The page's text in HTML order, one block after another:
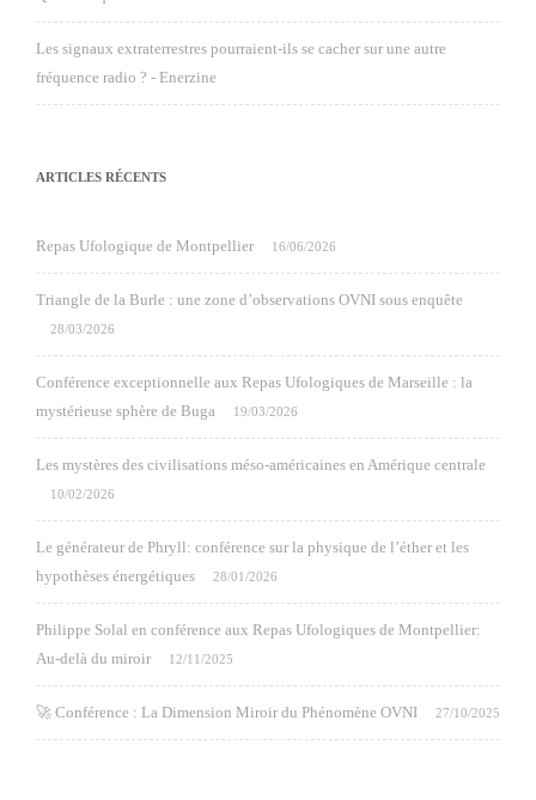
Les signaux extraterrestres pourraient-ils se cacher sur une autre
fréquence radio ? - Enerzine
ARTICLES RÉCENTS
Repas Ufologique de Montpellier 16/06/2026
Triangle de la Burle : une zone d’observations OVNI sous enquête
28/03/2026
Conférence exceptionnelle aux Repas Ufologiques de Marseille : la
mystérieuse sphère de Buga
19/03/2026
Les mystères des civilisations méso-américaines en Amérique centrale
10/02/2026
Le générateur de Phryll: conférence sur la physique de l’éther et les
hypothèses énergétiques
28/01/2026
Philippe Solal en conférence aux Repas Ufologiques de Montpellier:
Au-delà du miroir
12/11/2025
🚀 Conférence : La Dimension Miroir du Phénomène OVNI 27/10/2025